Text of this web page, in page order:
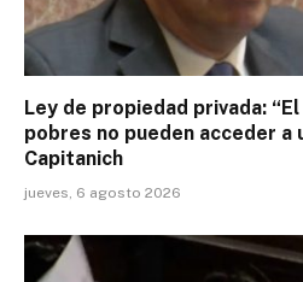
Ley de propiedad privada:
pobres no pueden acceder a
Capitanich
jueves, 6 agosto 2026